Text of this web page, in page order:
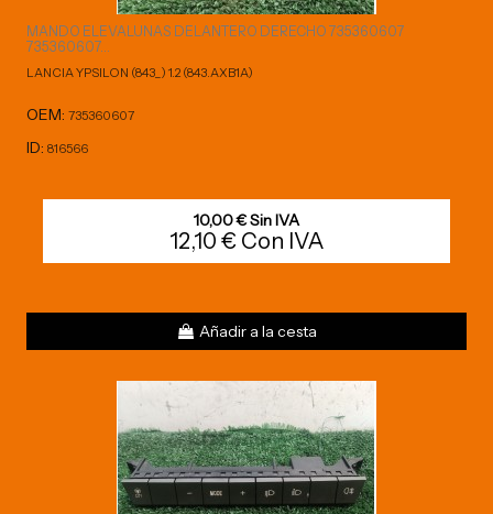
MANDO ELEVALUNAS DELANTERO DERECHO 735360607
735360607...
LANCIA YPSILON (843_) 1.2 (843.AXB1A)
OEM: 735360607
ID: 816566
10,00 € Sin IVA
12,10 € Con IVA
Añadir a la cesta